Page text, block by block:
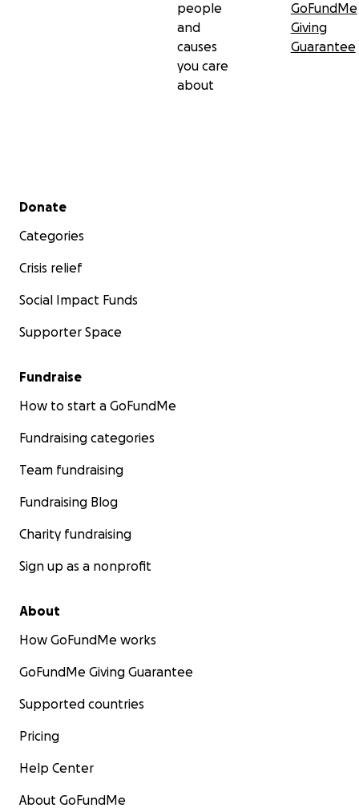
people
and
causes
you care
about
GoFundMe
Giving
Guarantee
Secondary menu
Donate
Categories
Crisis relief
Social Impact Funds
Supporter Space
Fundraise
How to start a GoFundMe
Fundraising categories
Team fundraising
Fundraising Blog
Charity fundraising
Sign up as a nonprofit
About
How GoFundMe works
GoFundMe Giving Guarantee
Supported countries
Pricing
Help Center
About GoFundMe